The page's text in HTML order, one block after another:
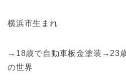
横浜市生まれ
→18歳で自動車板金塗装→23
の世界